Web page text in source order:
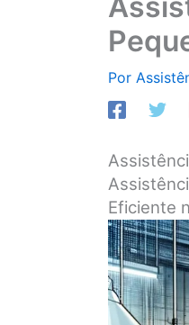
Por
Eficiente